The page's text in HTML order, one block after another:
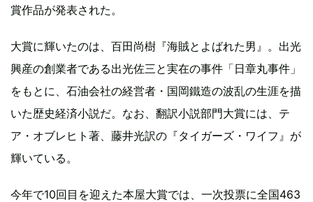
賞作品が発表された。
大賞に輝いたのは、百田尚樹『海賊とよばれた男』。出光
興産の創業者である出光佐三と実在の事件「日章丸事件」
をもとに、石油会社の経営者・国岡鐵造の波乱の生涯を描
いた歴史経済小説だ。なお、翻訳小説部門大賞には、テ
ア・オブレヒト著、藤井光訳の『タイガーズ・ワイフ』が
輝いている。
今年で10回目を迎えた本屋大賞では、一次投票に全国463